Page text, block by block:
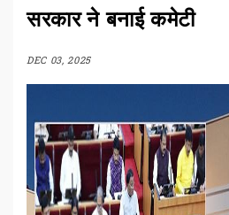
सरकार ने बनाई कमेटी
DEC 03, 2025